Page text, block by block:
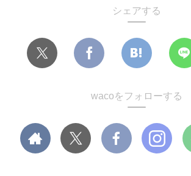
シェアする
wacoをフォローする